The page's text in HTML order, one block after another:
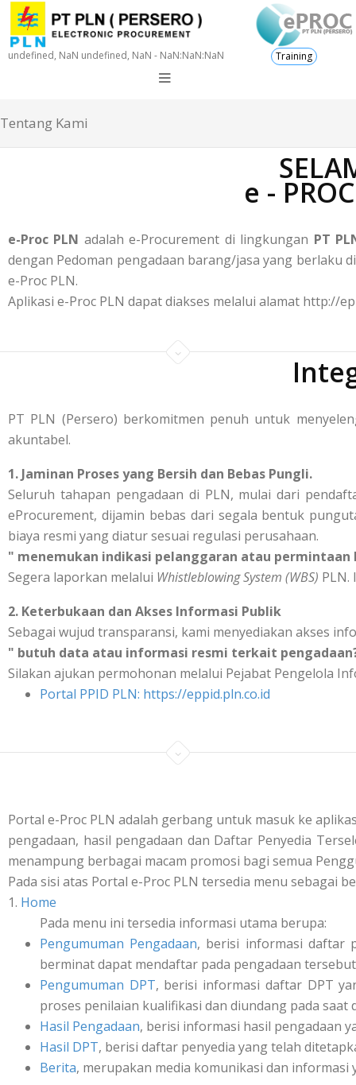
undefined, NaN undefined, NaN - NaN:NaN:NaN Training
Tentang Kami
e -
e-Proc PLN adalah e-Procurement di lingkungan PT
dengan Pedoman pengadaan barang/jasa yang berlaku
e-Proc PLN.
Aplikasi e-Proc PLN dapat diakses melalui alamat http://
PT PLN (Persero) berkomitmen penuh untuk
akuntabel.
1. Jaminan Proses yang Bersih dan Bebas Pungli.
Seluruh tahapan pengadaan di PLN, mulai dari
eProcurement, dijamin bebas dari segala bentuk
biaya resmi yang diatur sesuai regulasi perusahaan.
" menemukan indikasi pelanggaran atau
Segera laporkan melalui Whistleblowing System (WBS) PLN.
2. Keterbukaan dan Akses Informasi Publik
Sebagai wujud transparansi, kami menyediakan akses
" butuh data atau informasi resmi terkait
Silakan ajukan permohonan melalui Pejabat Pengelola
Portal PPID PLN: https://eppid.pln.co.id
Portal e-Proc PLN adalah gerbang untuk masuk ke
pengadaan, hasil pengadaan dan Daftar Penyedia
menampung berbagai macam promosi bagi semua
Pada sisi atas Portal e-Proc PLN tersedia menu sebagai
1. Home
Pada menu ini tersedia informasi utama berupa:
Pengumuman Pengadaan, berisi informasi daftar
berminat dapat mendaftar pada pengadaan
Pengumuman DPT, berisi informasi daftar DPT
proses penilaian kualifikasi dan diundang pada
Hasil Pengadaan, berisi informasi hasil pengadaan
Hasil DPT, berisi daftar penyedia yang telah
Berita, merupakan media komunikasi dan